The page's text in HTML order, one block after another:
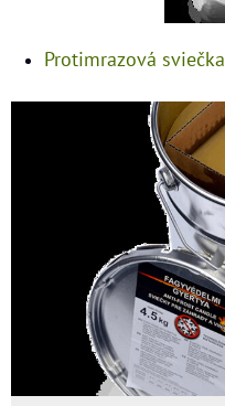
Protimrazová sviečka